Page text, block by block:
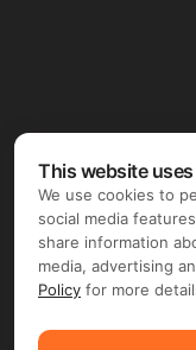
This website
We use cookies to
social media
share information
media, advertising
Policy for more